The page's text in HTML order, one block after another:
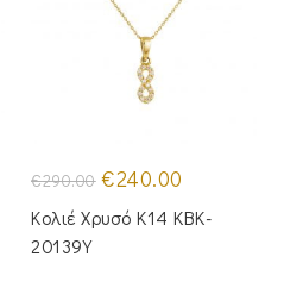
€290.00 Original
price
was:
€290.00.
€240.00
τιμή
είναι:
Κολιέ Χρυσό Κ14 KBK-
20139Y